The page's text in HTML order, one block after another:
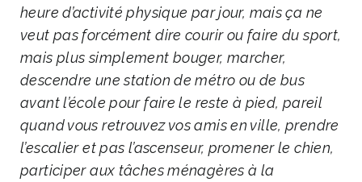
heure d’activité physique par jour, mais ça ne
veut pas forcément dire courir ou faire du sport,
mais plus simplement bouger, marcher,
descendre une station de métro ou de bus
avant l’école pour faire le reste à pied, pareil
quand vous retrouvez vos amis en ville, prendre
l’escalier et pas l’ascenseur, promener le chien,
participer aux tâches ménagères à la